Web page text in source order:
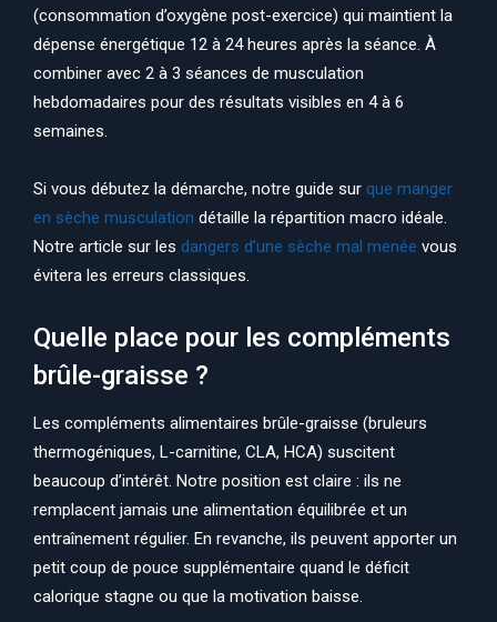
(consommation d’oxygène post-exercice) qui maintient la
dépense énergétique 12 à 24 heures après la séance. À
combiner avec 2 à 3 séances de musculation
hebdomadaires pour des résultats visibles en 4 à 6
semaines.
Si vous débutez la démarche, notre guide sur que manger
en sèche musculation détaille la répartition macro idéale.
Notre article sur les dangers d’une sèche mal menée vous
évitera les erreurs classiques.
Quelle place pour les compléments
brûle-graisse ?
Les compléments alimentaires brûle-graisse (bruleurs
thermogéniques, L-carnitine, CLA, HCA) suscitent
beaucoup d’intérêt. Notre position est claire : ils ne
remplacent jamais une alimentation équilibrée et un
entraînement régulier. En revanche, ils peuvent apporter un
petit coup de pouce supplémentaire quand le déficit
calorique stagne ou que la motivation baisse.